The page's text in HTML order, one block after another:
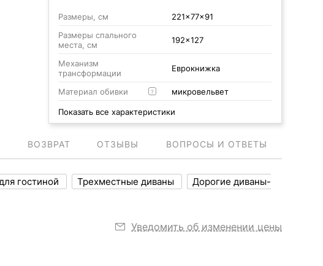
Размеры, см
221x77x91
Размеры спального
места, см
192x127
Механизм
трансформации
Еврокнижка
Материал обивки ? микровельвет
Показать все характеристики
ВОЗВРАТ ОТЗЫВЫ ВОПРОСЫ И ОТВЕТЫ
гостиной Трехместные диваны
Дорогие диваны-
Уведомить об изменении цены